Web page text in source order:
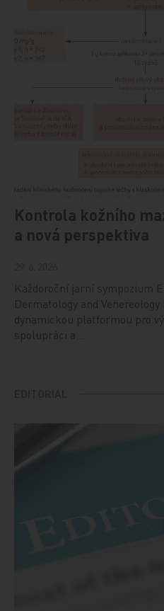
Kontrola kožního
a nová perspektiva
Každoroční jarní sympozium
Dermatology and Venereology
dynamickou platformou pro
spolupráci a…